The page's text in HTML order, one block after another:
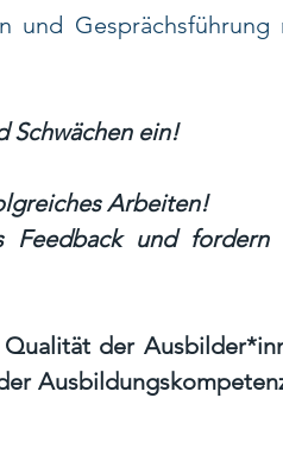
und Gesprächsführung
Schwächen ein!
Arbeiten!
Feedback und fordern
der